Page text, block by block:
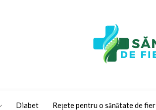
Diabet Rețete pentru o sănătate de fier